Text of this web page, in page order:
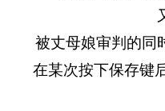
被丈母娘审判的同
在某次按下保存键